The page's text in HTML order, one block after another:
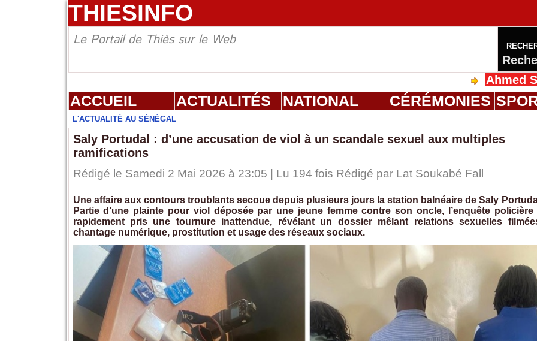
THIESINFO
Le Portail de Thiès sur le Web
Ahmed Saloum
ACCUEIL ACTUALITÉS NATIONAL CÉRÉMONIES
L'ACTUALITÉ AU SÉNÉGAL
Saly Portudal : d’une accusation de viol à un scandale sexuel aux multiples
ramifications
Rédigé le Samedi 2 Mai 2026 à 23:05 | Lu 194 fois Rédigé par Lat Soukabé Fall
Une affaire aux contours troublants secoue depuis plusieurs jours la station balnéaire de Saly
Partie d’une plainte pour viol déposée par une jeune femme contre son oncle, l’enquête policière
rapidement pris une tournure inattendue, révélant un dossier mêlant relations sexuelles
chantage numérique, prostitution et usage des réseaux sociaux.